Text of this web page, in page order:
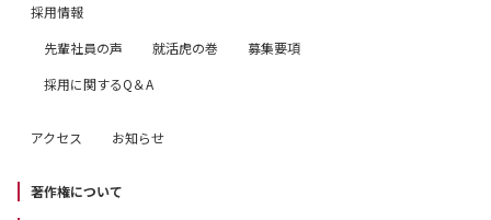
採用情報
先輩社員の声
就活虎の巻
募集要項
採用に関するQ＆A
アクセス お知らせ
著作権について